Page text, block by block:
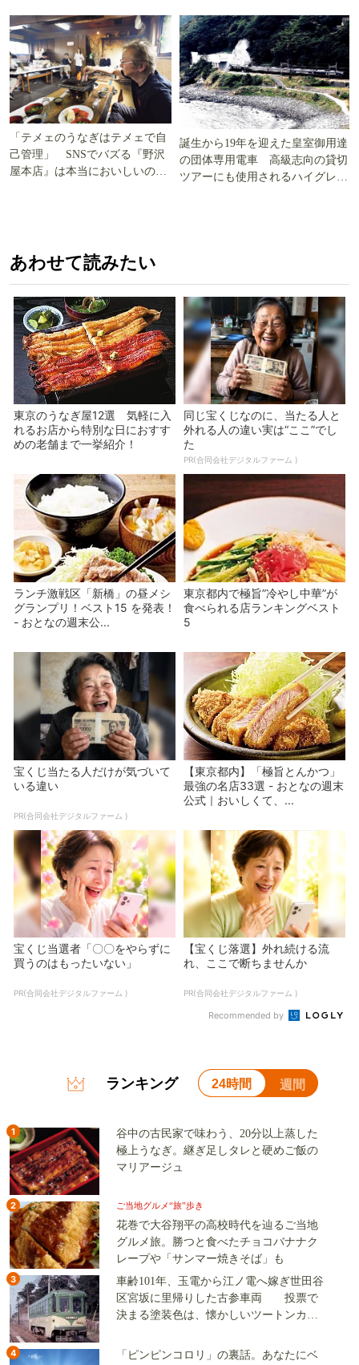
「テメェのうなぎはテメェで自
己管理」 SNSでバズる『野沢
屋本店』は本当においしいの
誕生から19年を迎えた皇室御用達
の団体専用電車 高級志向の貸切
ツアーにも使用されるハイグレー
あわせて読みたい
東京のうなぎ屋12選 気軽に入
れるお店から特別な日におすす
めの老舗まで一挙紹介！
同じ宝くじなのに、当たる人と
外れる人の違い実は“ここ”でし
た
PR(合同会社デジタルファーム )
ランチ激戦区「新橋」の昼メシ
グランプリ！ベスト15 を発表！
- おとなの週末公...
東京都内で極旨”冷やし中華”が
食べられる店ランキングベスト
5
宝くじ当たる人だけが気づいて
いる違い
PR(合同会社デジタルファーム )
【東京都内】「極旨とんかつ」
最強の名店33選 - おとなの週末
公式｜おいしくて、...
宝くじ当選者「〇〇をやらずに
買うのはもったいない」
PR(合同会社デジタルファーム )
【宝くじ落選】外れ続ける流
れ、ここで断ちませんか
PR(合同会社デジタルファーム )
Recommended by
ランキング 24時間 週間
1
谷中の古民家で味わう、20分以上蒸した
極上うなぎ。継ぎ足しタレと硬めご飯の
マリアージュ
2 ご当地グルメ“旅”歩き
花巻で大谷翔平の高校時代を辿るご当地
グルメ旅。勝つと食べたチョコバナナク
レープや「サンマー焼きそば」も
3
車齢101年、玉電から江ノ電へ嫁ぎ世田谷
区宮坂に里帰りした古参車両 投票で
決まる塗装色は、懐かしいツートンカラ
4
「ピンピンコロリ」の裏話。あなたにベ